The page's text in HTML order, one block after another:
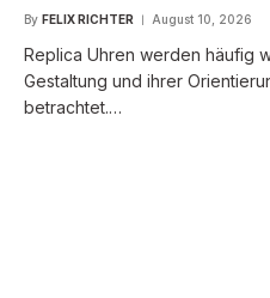
By FELIX RICHTER August 10, 2026
Replica Uhren werden häufig
Gestaltung und ihrer
betrachtet.…